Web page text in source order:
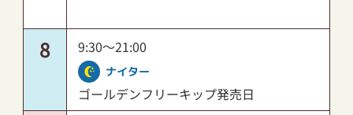
8 9:30～21:00
ナイター
ゴールデンフリーキップ発売日